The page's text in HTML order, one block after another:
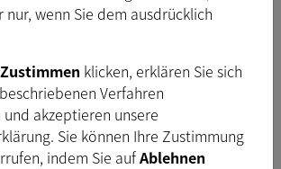
FPD-Link III Tochterboard
DSI Display-Anschlüsse
UART, CAN-Anschlüsse
wenn Sie dem ausdrücklich
Zustimmen klicken, erklären Sie sich
Verfahren
akzeptieren unsere
Sie können Ihre Zustimmung
indem Sie aufAblehnen